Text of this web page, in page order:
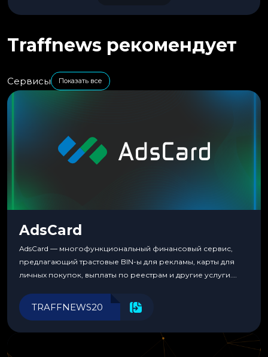
Traffnews рекомендует
Сервисы Показать все
AdsCard
AdsCard — многофункциональный финансовый сервис,
предлагающий трастовые BIN-ы для рекламы, карты для
личных покупок, выплаты по реестрам и другие услуги.
инструменты для управления финансами.
TRAFFNEWS20